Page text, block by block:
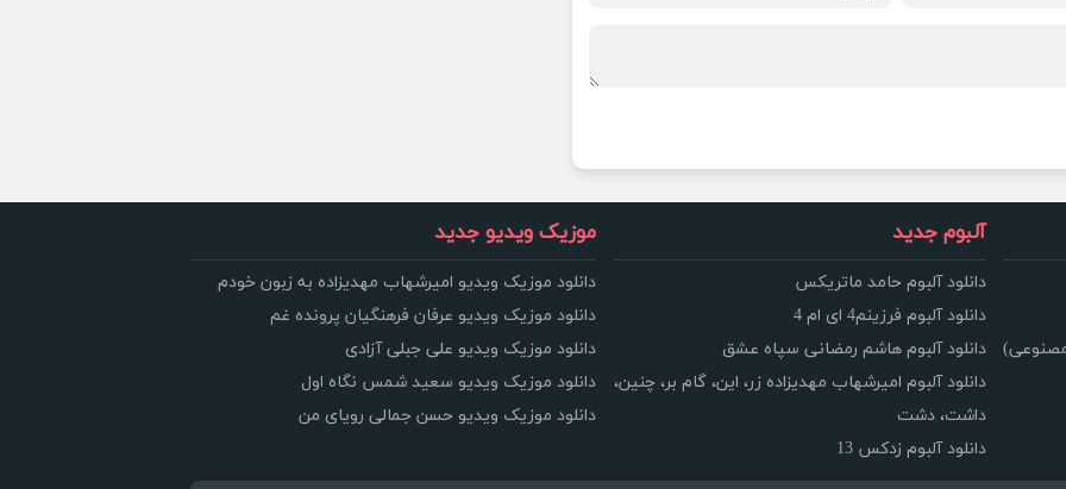
آلبوم جدید
دانلود آلبوم حامد ماتریکس
دانلود آلبوم فرزینم4 ای ام 4
دانلود آلبوم هاشم رمضانی سپاه عشق
دانلود آلبوم امیرشهاب مهدیزاده زر، این، گام بر، چنین،
داشت، دشت
دانلود آلبوم زدکس 13
موزیک ویدیو جدید
دانلود موزیک ویدیو امیرشهاب مهدیزاده به زبون خودم
دانلود موزیک ویدیو عرفان فرهنگیان پرونده غم
دانلود موزیک ویدیو علی جبلی آزادی
دانلود موزیک ویدیو سعید شمس نگاه اول
دانلود موزیک ویدیو حسن جمالی رویای من